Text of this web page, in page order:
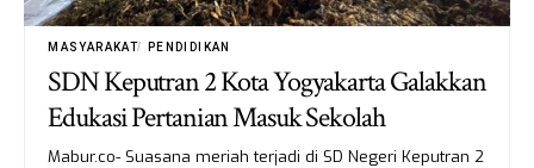
MASYARAKAT PENDIDIKAN
SDN Keputran 2 Kota Yogyakarta Galakkan
Edukasi Pertanian Masuk Sekolah
Mabur.co- Suasana meriah terjadi di SD Negeri Keputran 2